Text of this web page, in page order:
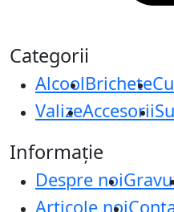
Categorii
AlcoolBrichete
ValizeAccesorii
Informație
Despre noi
Articole noi